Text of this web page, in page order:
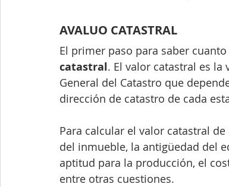
AVALUO CATASTRAL
El primer paso para saber
catastral. El valor catastral es
General del Catastro que
dirección de catastro de cada
Para calcular el valor catastral
del inmueble, la antigüedad del
aptitud para la producción, el
entre otras cuestiones.